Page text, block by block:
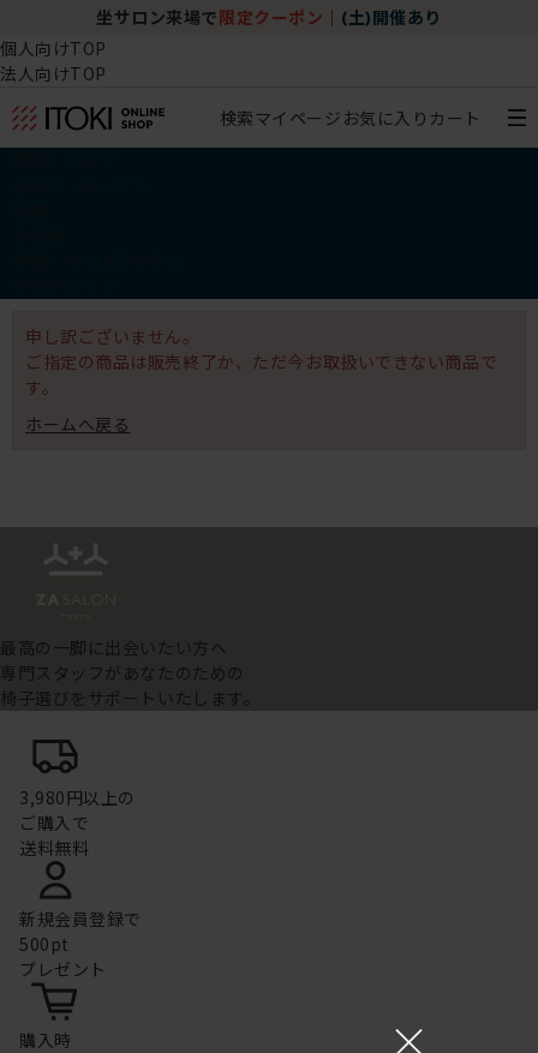
坐サロン来場で 限定クーポン (土)開催あり
個人向けTOP
法人向けTOP
検索マイページ お気に入り カート
申し訳ございません。
ご指定の商品は販売終了か、ただ今お取扱いできない商品で
す。
ホームへ戻る
最高の一脚に出会いたい方へ
専門スタッフがあなたのための
椅子選びをサポートいたします。
3,980円以上の
ご購入で
送料無料
新規会員登録で
500pt
プレゼント
購入時
×